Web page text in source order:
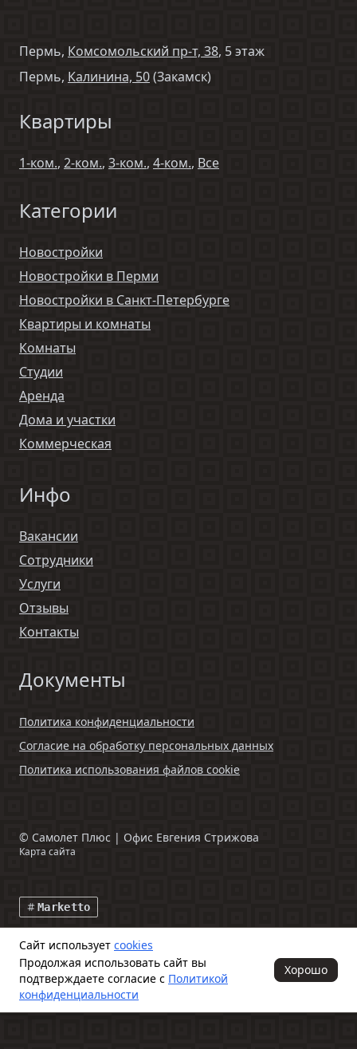
Пермь, Комсомольский пр-т, 38, 5 этаж
Пермь, Калинина, 50(Закамск)
Квартиры
1-ком., 2-ком., 3-ком., 4-ком., Все
Категории
Новостройки
Новостройки в Перми
Новостройки в Санкт-Петербурге
Квартиры и комнаты
Комнаты
Студии
Аренда
Дома и участки
Коммерческая
Инфо
Вакансии
Сотрудники
Услуги
Отзывы
Контакты
Документы
Политика конфиденциальности
Согласие на обработку персональных данных
Политика использования файлов cookie
© Самолет Плюс | Офис Евгения Стрижова
Карта сайта
Marketto
Данный интернет-сайт и информация, размещенная на нем,
включая фото- и видеоматериалы, носят исключительно
информационный характер и ни при каких условиях не является
публичной офертой, определяемой положениями ч. 2 ст. 437
Гражданского кодекса Российской Федерации
Сайт использует cookies
Продолжая использовать сайт вы
подтверждаете согласие с Политикой
конфиденциальности
Хорошо